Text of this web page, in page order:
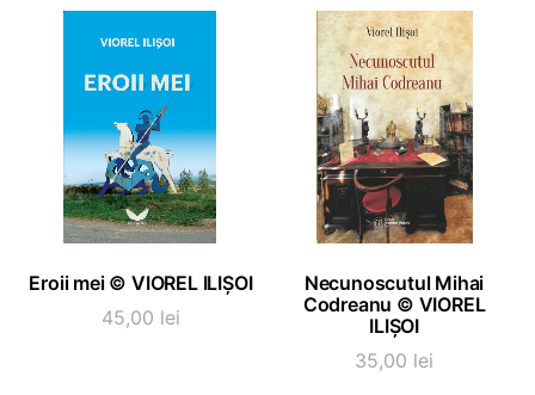
ADAUGĂ ÎN COȘ
Eroii mei © VIOREL ILIȘOI
45,00 lei
ADAUGĂ ÎN COȘ
Necunoscutul Mihai
Codreanu © VIOREL
ILIȘOI
35,00 lei